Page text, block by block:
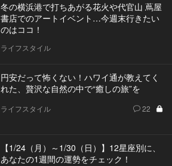
冬の横浜港で打ちあがる花火や代官山 蔦屋
書店でのアートイベント…今週末行きたい
のはココ！
ライフスタイル
円安だって怖くない！ハワイ通が教えてく
れた、贅沢な自然の中で“癒しの旅”を
ライフスタイル 22
【1/24（月）～1/30（日）】12星座別に、
あなたの1週間の運勢をチェック！